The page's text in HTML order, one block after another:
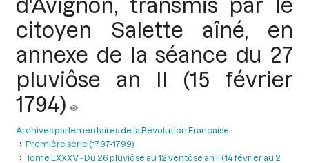
citoyen Salette aîné, en
annexe de la séance du 27
pluviôse an II (15 février
1794)
Archives parlementaires de la Révolution Française
Première série (1787-1799)
Tome LXXXV - Du 26 pluviôse au 12 ventôse an II (14 février au 2